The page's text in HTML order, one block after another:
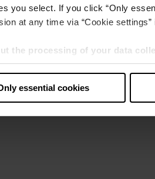
you select. If you click “Only
at any time via “Cookie settings”
the processing of your data
“Allow all cookies” you also agree
USA to be a country with a level
data may be processed by US
essential cookies